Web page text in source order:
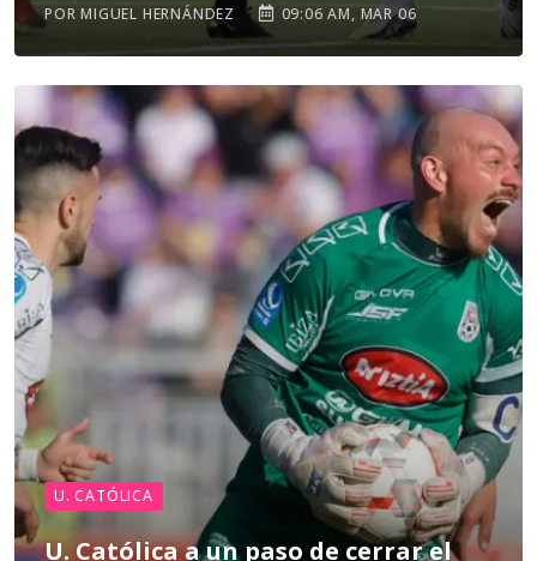
POR MIGUEL HERNÁNDEZ 09:06 AM, MAR 06
U. CATÓLICA
U. Católica a un paso de cerrar el